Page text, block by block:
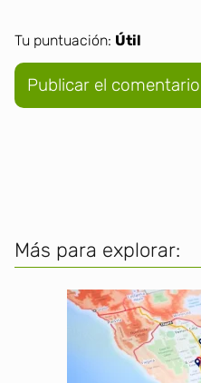
Tu puntuación: Útil
Más para explorar: